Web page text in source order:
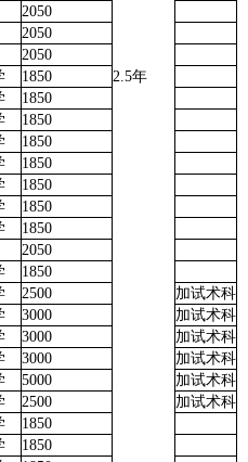
2.5年
2050
2050
2050
1850
1850
1850
1850
1850
1850
1850
1850
2050
1850
2500
加试术科
3000
加试术科
3000
加试术科
3000
加试术科
5000
加试术科
2500
加试术科
1850
1850